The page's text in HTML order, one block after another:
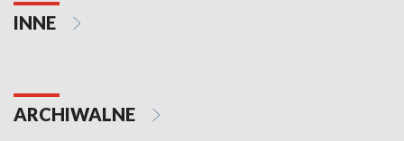
INNE
ARCHIWALNE